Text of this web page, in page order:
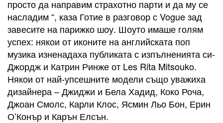
просто да направим страхотно парти и да му се
насладим “, каза Готие в разговор с Vogue зад
завесите на парижко шоу. Шоуто имаше голям
успех: някои от иконите на английската поп
музика изненадаха публиката с изпълненията си-
Джордж и Катрин Ринже от Les Rita Mitsouko.
Някои от най-упсешните модели също уважиха
дизайнера – Джиджи и Бела Хадид, Коко Роча,
Джоан Смолс, Карли Клос, Ясмин Льо Бон, Ерин
О’Конър и Карън Елсън.